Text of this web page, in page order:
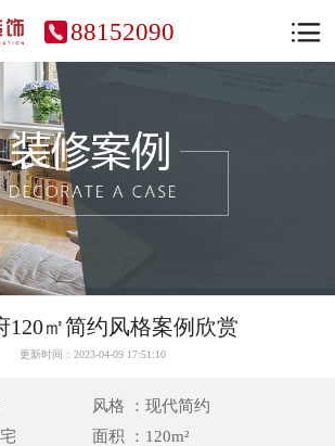
88152090
120㎡简约风格案例欣赏
更新时间：2023-04-09 17:51:10
风格 ：现代简约
面积 ：120m²